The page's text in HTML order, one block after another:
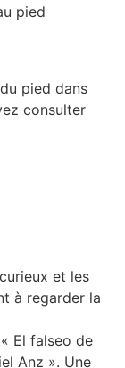
pied
pied dans
consulter
et les
à regarder la
El falseo de
Anz ». Une